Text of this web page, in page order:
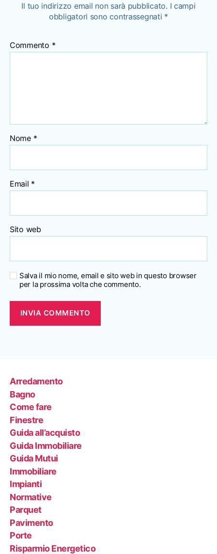
Il tuo indirizzo email non sarà pubblicato. I campi
obbligatori sono contrassegnati *
Commento *
Nome *
Email *
Sito web
Salva il mio nome, email e sito web in questo browser
per la prossima volta che commento.
Arredamento
Bagno
Come fare
Finestre
Guida all’acquisto
Guida Immobiliare
Guida Mutui
Immobiliare
Impianti
Normative
Parquet
Pavimento
Porte
Risparmio Energetico